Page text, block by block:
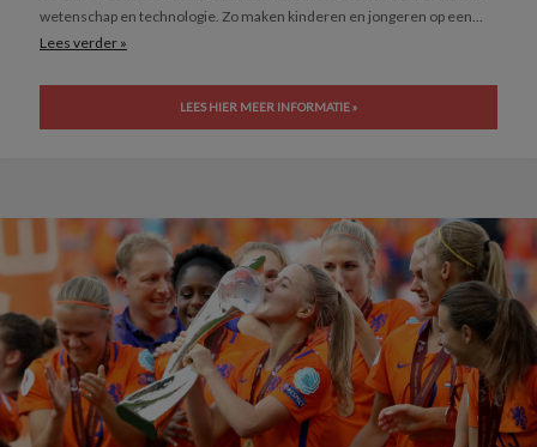
wetenschap en technologie. Zo maken kinderen en jongeren op een...
Lees verder »
LEES HIER MEER INFORMATIE »